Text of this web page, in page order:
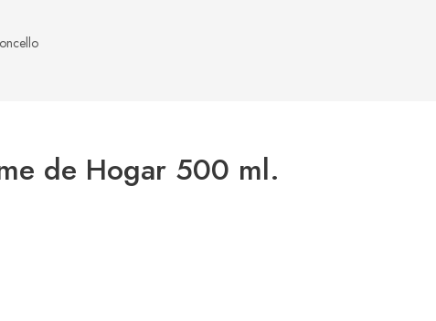
de Hogar 500 ml.